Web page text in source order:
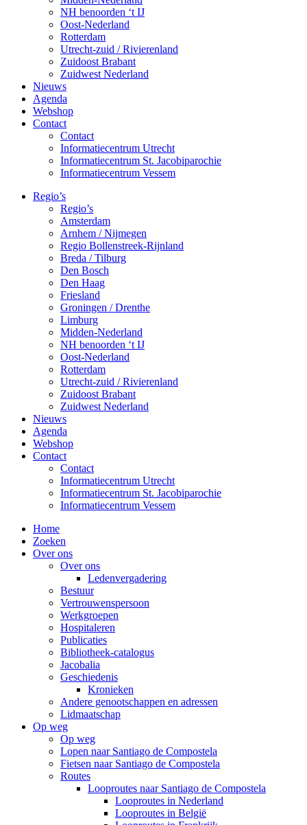
NH benoorden ‘t IJ
Oost-Nederland
Rotterdam
Utrecht-zuid / Rivierenland
Zuidoost Brabant
Zuidwest Nederland
Nieuws
Agenda
Webshop
Contact
Contact
Informatiecentrum Utrecht
Informatiecentrum St. Jacobiparochie
Informatiecentrum Vessem
Regio’s
Regio’s
Amsterdam
Arnhem / Nijmegen
Regio Bollenstreek-Rijnland
Breda / Tilburg
Den Bosch
Den Haag
Friesland
Groningen / Drenthe
Limburg
Midden-Nederland
NH benoorden ‘t IJ
Oost-Nederland
Rotterdam
Utrecht-zuid / Rivierenland
Zuidoost Brabant
Zuidwest Nederland
Nieuws
Agenda
Webshop
Contact
Contact
Informatiecentrum Utrecht
Informatiecentrum St. Jacobiparochie
Informatiecentrum Vessem
Home
Zoeken
Over ons
Over ons
Ledenvergadering
Bestuur
Vertrouwenspersoon
Werkgroepen
Hospitaleren
Publicaties
Bibliotheek-catalogus
Jacobalia
Geschiedenis
Kronieken
Andere genootschappen en adressen
Lidmaatschap
Op weg
Op weg
Lopen naar Santiago de Compostela
Fietsen naar Santiago de Compostela
Routes
Looproutes naar Santiago de Compostela
Looproutes in Nederland
Looproutes in België